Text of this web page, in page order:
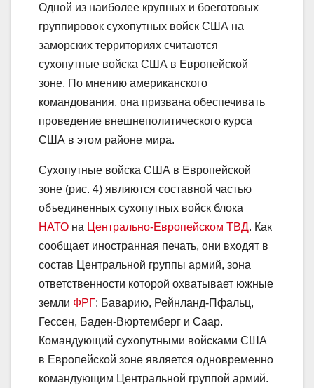
Одной из наиболее крупных и боеготовых
группировок сухопутных войск США на
заморских территориях считаются
сухопутные войска США в Европейской
зоне. По мнению американского
командования, она призвана обеспечивать
проведение внешнеполитического курса
США в этом районе мира.
Сухопутные войска США в Европейской
зоне (рис. 4) являются составной частью
объединенных сухопутных войск блока
НАТО на Центрально-Европейском ТВД. Как
сообщает иностранная печать, они входят в
состав Центральной группы армий, зона
ответственности которой охватывает южные
земли ФРГ: Баварию, Рейнланд-Пфальц,
Гессен, Баден-Вюртемберг и Саар.
Командующий сухопутными войсками США
в Европейской зоне является одновременно
командующим Центральной группой армий.